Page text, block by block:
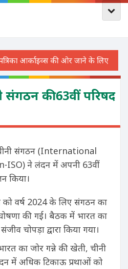
संगठन की 63वीं परिषद
चीनी संगठन (International
ने लंदन में अपनी 63वीं
किया।
वर्ष 2024 के लिए संगठन का
की गई। बैठक में भारत का
चोपड़ा द्वारा किया गया।
का जोर गन्ने की खेती, चीनी
में अधिक टिकाऊ प्रथाओं को